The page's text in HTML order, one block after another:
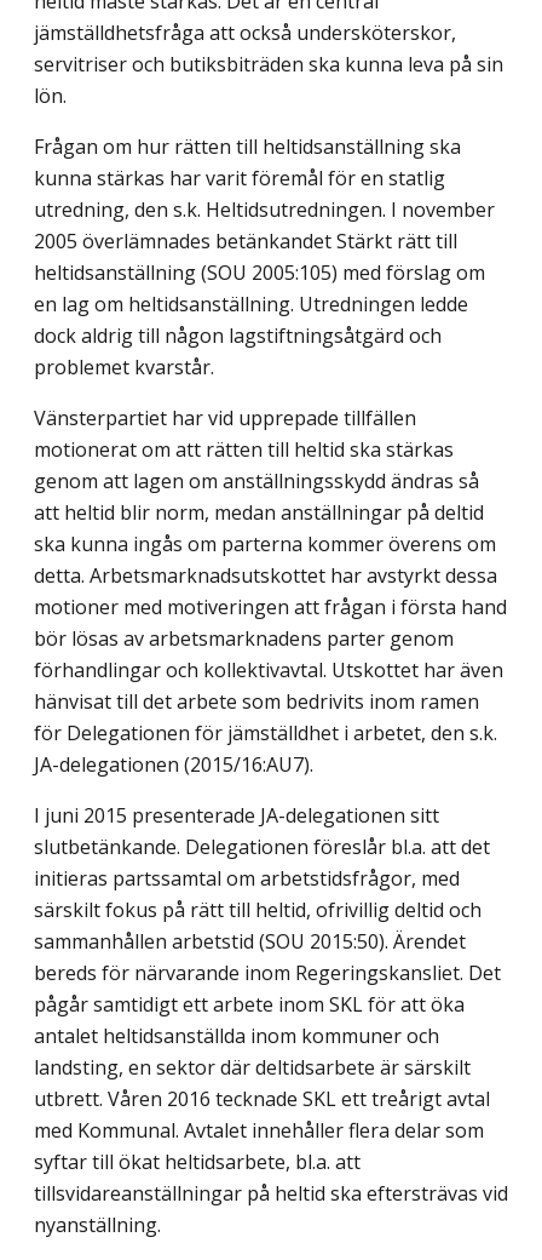
jämställdhetsfråga att också undersköterskor,
servitriser och butiksbiträden ska kunna leva på sin
lön.
Frågan om hur rätten till heltidsanställning ska
kunna stärkas har varit föremål för en statlig
utredning, den s.k. Heltidsutredningen. I november
2005 överlämnades betänkandet Stärkt rätt till
heltidsanställning (SOU 2005:105) med förslag om
en lag om heltidsanställning. Utredningen ledde
dock aldrig till någon lagstiftningsåtgärd och
problemet kvarstår.
Vänsterpartiet har vid upprepade tillfällen
motionerat om att rätten till heltid ska stärkas
genom att lagen om anställningsskydd ändras så
att heltid blir norm, medan anställningar på deltid
ska kunna ingås om parterna kommer överens om
detta. Arbetsmarknadsutskottet har avstyrkt dessa
motioner med motiveringen att frågan i första hand
bör lösas av arbetsmarknadens parter genom
förhandlingar och kollektivavtal. Utskottet har även
hänvisat till det arbete som bedrivits inom ramen
för Delegationen för jämställdhet i arbetet, den s.k.
JA-delegationen (2015/16:AU7).
I juni 2015 presenterade JA-delegationen sitt
slutbetänkande. Delegationen föreslår bl.a. att det
initieras partssamtal om arbetstidsfrågor, med
särskilt fokus på rätt till heltid, ofrivillig deltid och
sammanhållen arbetstid (SOU 2015:50). Ärendet
bereds för närvarande inom Regeringskansliet. Det
pågår samtidigt ett arbete inom SKL för att öka
antalet heltidsanställda inom kommuner och
landsting, en sektor där deltidsarbete är särskilt
utbrett. Våren 2016 tecknade SKL ett treårigt avtal
med Kommunal. Avtalet innehåller flera delar som
syftar till ökat heltidsarbete, bl.a. att
tillsvidareanställningar på heltid ska eftersträvas vid
nyanställning.